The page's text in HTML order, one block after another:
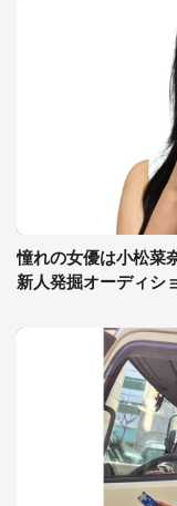
憧れの女優は小松菜
新人発掘オーディシ